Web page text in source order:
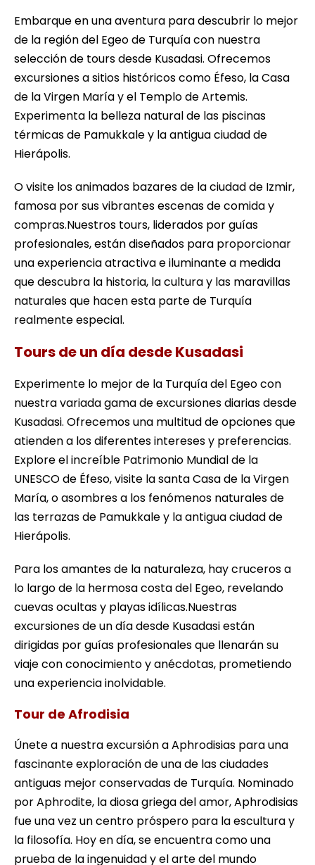
Embarque en una aventura para descubrir lo mejor
de la región del Egeo de Turquía con nuestra
selección de tours desde Kusadasi. Ofrecemos
excursiones a sitios históricos como Éfeso, la Casa
de la Virgen María y el Templo de Artemis.
Experimenta la belleza natural de las piscinas
térmicas de Pamukkale y la antigua ciudad de
Hierápolis.
O visite los animados bazares de la ciudad de Izmir,
famosa por sus vibrantes escenas de comida y
compras.Nuestros tours, liderados por guías
profesionales, están diseñados para proporcionar
una experiencia atractiva e iluminante a medida
que descubra la historia, la cultura y las maravillas
naturales que hacen esta parte de Turquía
realmente especial.
Tours de un día desde Kusadasi
Experimente lo mejor de la Turquía del Egeo con
nuestra variada gama de excursiones diarias desde
Kusadasi. Ofrecemos una multitud de opciones que
atienden a los diferentes intereses y preferencias.
Explore el increíble Patrimonio Mundial de la
UNESCO de Éfeso, visite la santa Casa de la Virgen
María, o asombres a los fenómenos naturales de
las terrazas de Pamukkale y la antigua ciudad de
Hierápolis.
Para los amantes de la naturaleza, hay cruceros a
lo largo de la hermosa costa del Egeo, revelando
cuevas ocultas y playas idílicas.Nuestras
excursiones de un día desde Kusadasi están
dirigidas por guías profesionales que llenarán su
viaje con conocimiento y anécdotas, prometiendo
una experiencia inolvidable.
Tour de Afrodisia
Únete a nuestra excursión a Aphrodisias para una
fascinante exploración de una de las ciudades
antiguas mejor conservadas de Turquía. Nominado
por Aphrodite, la diosa griega del amor, Aphrodisias
fue una vez un centro próspero para la escultura y
la filosofía. Hoy en día, se encuentra como una
prueba de la ingenuidad y el arte del mundo